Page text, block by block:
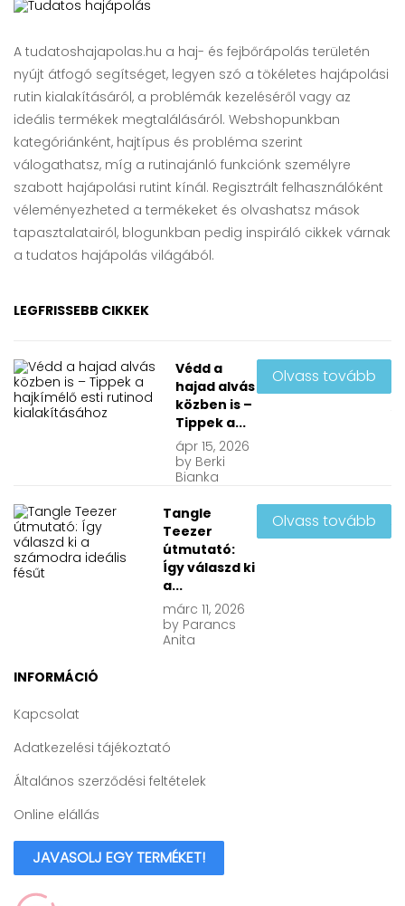
A tudatoshajapolas.hu a haj- és fejbőrápolás területén
nyújt átfogó segítséget, legyen szó a tökéletes hajápolási
rutin kialakításáról, a problémák kezeléséről vagy az
ideális termékek megtalálásáról. Webshopunkban
kategóriánként, hajtípus és probléma szerint
válogathatsz, míg a rutinajánló funkciónk személyre
szabott hajápolási rutint kínál. Regisztrált felhasználóként
véleményezheted a termékeket és olvashatsz mások
tapasztalatairól, blogunkban pedig inspiráló cikkek várnak
a tudatos hajápolás világából.
LEGFRISSEBB CIKKEK
Védd a
hajad alvás
közben is –
Tippek a...
ápr15, 2026
by Berki
Bianka
Olvass tovább
Tangle
Teezer
útmutató:
Így válaszd ki
a...
márc11, 2026
by Parancs
Anita
Olvass tovább
INFORMÁCIÓ
Kapcsolat
Adatkezelési tájékoztató
Általános szerződési feltételek
Online elállás
JAVASOLJ EGY TERMÉKET!